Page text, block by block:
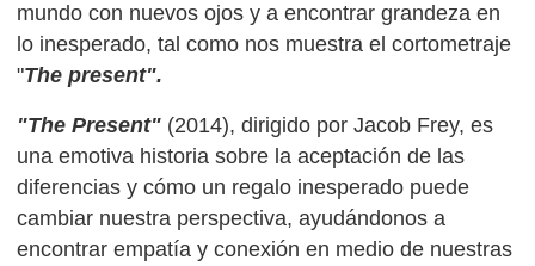
mundo con nuevos ojos y a encontrar grandeza en
lo inesperado, tal como nos muestra el cortometraje
"The present".
"The Present" (2014), dirigido por Jacob Frey, es
una emotiva historia sobre la aceptación de las
diferencias y cómo un regalo inesperado puede
cambiar nuestra perspectiva, ayudándonos a
encontrar empatía y conexión en medio de nuestras